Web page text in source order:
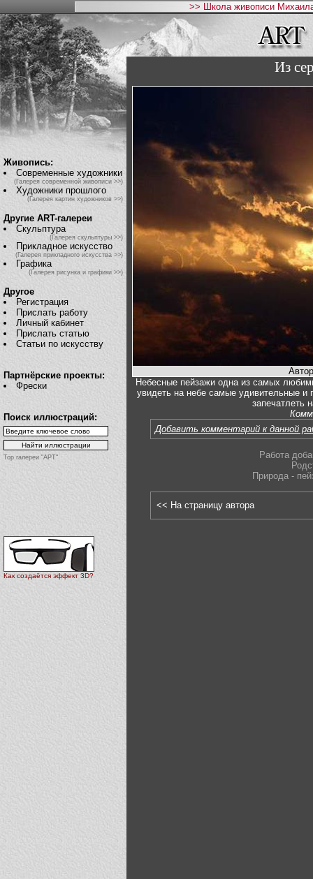
>> Школа живописи
Живопись:
Современные художники
(Галерея современной живописи >>)
Художники прошлого
(Галерея картин художников >>)
Другие ART-галереи
Скульптура
(Галерея скульптуры >>)
Прикладное искусство
(Галерея прикладного искусства >>)
Графика
(Галерея рисунка и графики >>)
Другое
Регистрация
Прислать работу
Личный кабинет
Прислать статью
Статьи по искусству
Партнёрские проекты:
Фрески
Поиск иллюстраций:
Top галереи "АРТ"
Как создаётся эффект 3D?
Из
Небесные пейзажи одна из самых
увидеть на небе самые удивительные и
запечатлеть
Добавить комментарий к данной
Работа
Природа -
<< На страницу автора